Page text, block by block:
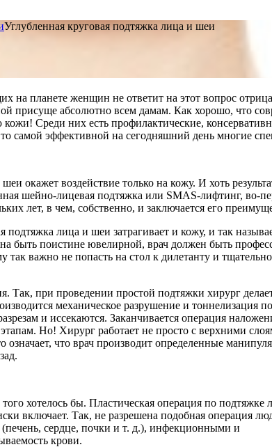
Углубленная круговая подтяжка лица и шеи
планете женщин не ответит на этот вопрос
присуще абсолютно всем дамам. Как хорошо, что
Среди них есть профилактические,
самой эффективной на сегодняшний день многие
окажет воздействие только на кожу. И хоть
шейно-лицевая подтяжка или SMAS-лифтинг, во-
лет, в чем, собственно, и заключается его
подтяжка лица и шеи затрагивает и кожу, и так
быть поистине ювелирной, врач должен быть
важно не попасть на стол к дилетанту и
Так, при проведении простой подтяжки хирург
механическое разрушение и
и иссекаются. Заканчивается операция
Но! Хирург работает не просто с верхними
означает, что врач производит определенные
хотелось бы. Пластическая операция по подтяжке
включает. Так, не разрешена подобная операция
сердце, почки и т. д.), инфекционными и
крови.